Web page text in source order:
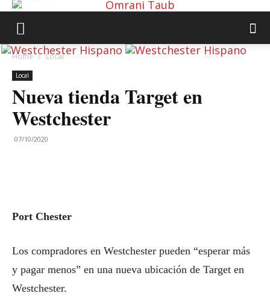
Home Local
Local
Nueva tienda Target en
Westchester
07/10/2020
Port Chester
Los compradores en Westchester pueden “esperar más
y pagar menos” en una nueva ubicación de Target en
Westchester.